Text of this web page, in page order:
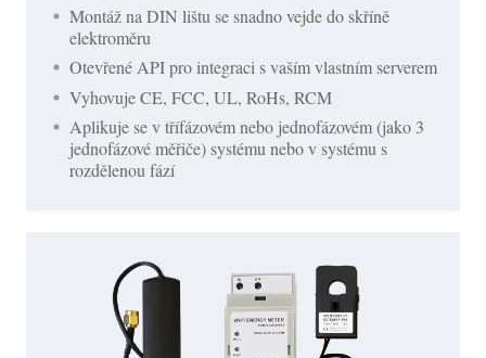
Montáž na DIN lištu se snadno vejde do skříně
elektroměru
Otevřené API pro integraci s vaším vlastním serverem
Vyhovuje CE, FCC, UL, RoHs, RCM
Aplikuje se v třífázovém nebo jednofázovém (jako 3
jednofázové měřiče) systému nebo v systému s
rozdělenou fází